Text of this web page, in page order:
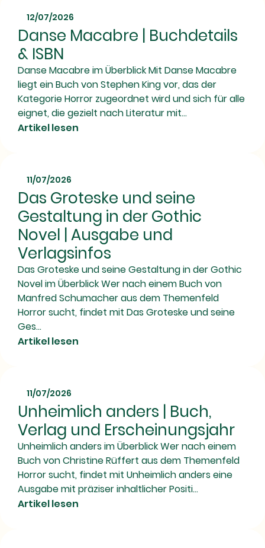
12/07/2026
Danse Macabre | Buchdetails
& ISBN
Danse Macabre im Überblick Mit Danse Macabre
liegt ein Buch von Stephen King vor, das der
Kategorie Horror zugeordnet wird und sich für alle
eignet, die gezielt nach Literatur mit...
Artikel lesen
11/07/2026
Das Groteske und seine
Gestaltung in der Gothic
Novel | Ausgabe und
Verlagsinfos
Das Groteske und seine Gestaltung in der Gothic
Novel im Überblick Wer nach einem Buch von
Manfred Schumacher aus dem Themenfeld
Horror sucht, findet mit Das Groteske und seine
Ges...
Artikel lesen
11/07/2026
Unheimlich anders | Buch,
Verlag und Erscheinungsjahr
Unheimlich anders im Überblick Wer nach einem
Buch von Christine Rüffert aus dem Themenfeld
Horror sucht, findet mit Unheimlich anders eine
Ausgabe mit präziser inhaltlicher Positi...
Artikel lesen